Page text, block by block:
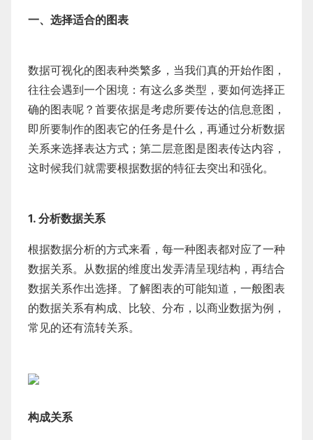
一、选择适合的图表
数据可视化的图表种类繁多，当我们真的开始作图，
往往会遇到一个困境：有这么多类型，要如何选择正
确的图表呢？首要依据是考虑所要传达的信息意图，
即所要制作的图表它的任务是什么，再通过分析数据
关系来选择表达方式；第二层意图是图表传达内容，
这时候我们就需要根据数据的特征去突出和强化。
1. 分析数据关系
根据数据分析的方式来看，每一种图表都对应了一种
数据关系。从数据的维度出发弄清呈现结构，再结合
数据关系作出选择。了解图表的可能知道，一般图表
的数据关系有构成、比较、分布，以商业数据为例，
常见的还有流转关系。
构成关系